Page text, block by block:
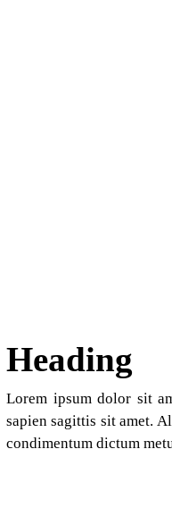
Heading
Lorem ipsum dolor sit
sapien sagittis sit amet.
condimentum dictum